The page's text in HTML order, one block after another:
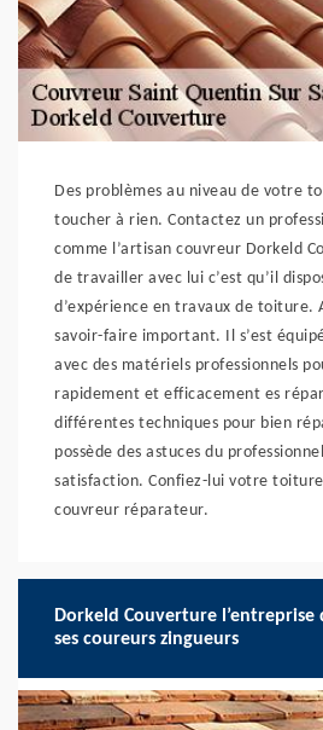
Des problèmes au niveau de votre
toucher à rien. Contactez un
comme l’artisan couvreur Dorkeld
de travailler avec lui c’est qu’il
d’expérience en travaux de toiture.
savoir-faire important. Il s’est
avec des matériels professionnels
rapidement et efficacement es
différentes techniques pour bien
possède des astuces du
satisfaction. Confiez-lui votre
couvreur réparateur.
Dorkeld Couverture
ses coureurs zingueurs